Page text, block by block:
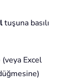
tuşuna basılı
Excel